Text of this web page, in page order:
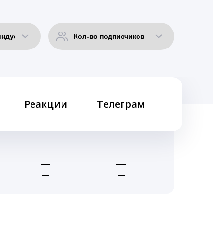
Реакции Телеграм
—
—
—
—